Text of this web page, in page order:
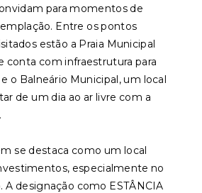
para momentos de
Entre os pontos
estão a Praia Municipal
conta com infraestrutura para
o Balneário Municipal, um local
de um dia ao ar livre com a
se destaca como um local
especialmente no
designação como ESTÂNCIA